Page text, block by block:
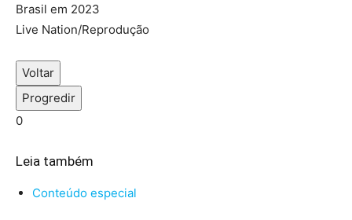
Brasil em 2023
Live Nation/Reprodução
Voltar
Progredir
0
Leia também
Conteúdo especial